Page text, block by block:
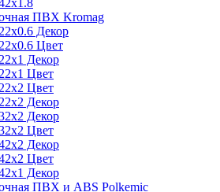
ПВХ Kromag
Декор
Цвет
Декор
Цвет
Цвет
Декор
Декор
Цвет
Декор
Цвет
Декор
ПВХ и ABS Polkemic